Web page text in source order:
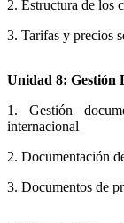
2. Estructura de los
3. Tarifas y precios
Unidad 8: Gestión
1. Gestión
internacional
2. Documentación
3. Documentos de